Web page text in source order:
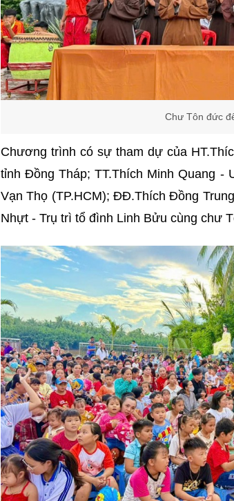
Chư Tôn đức
Chương trình có sự tham dự của
tỉnh Đồng Tháp; TT.Thích Minh Quang -
Vạn Thọ (TP.HCM); ĐĐ.Thích Đồng
Nhựt - Trụ trì tổ đình Linh Bửu cùng chư